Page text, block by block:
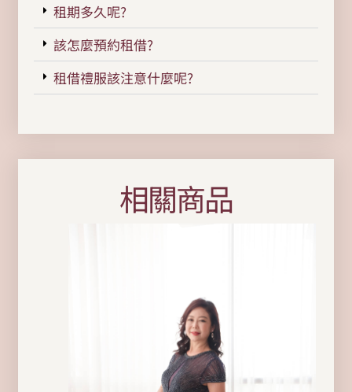
租期多久呢?
該怎麼預約租借?
租借禮服該注意什麼呢?
相關商品